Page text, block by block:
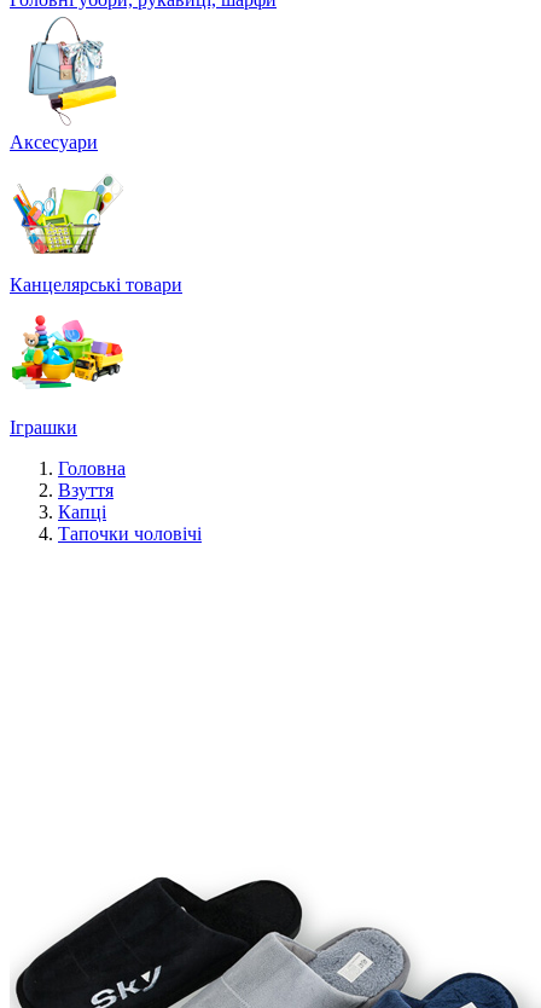
Аксесуари
Канцелярські товари
Іграшки
Головна
Взуття
Капці
Тапочки чоловічі